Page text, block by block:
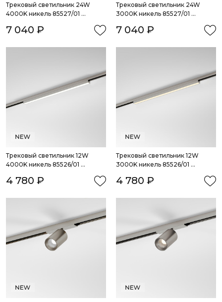
Трековый светильник 24W
4000K никель 85527/01
7 040 ₽
Трековый светильник 24W
3000K никель 85527/01
7 040 ₽
Трековый светильник 12W
4000K никель 85526/01
4 780 ₽
Трековый светильник 12W
3000K никель 85526/01
4 780 ₽